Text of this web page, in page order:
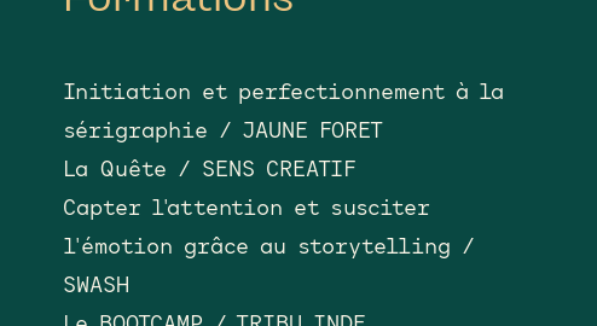
Initiation et perfectionnement à la
sérigraphie / JAUNE FORET
La Quête / SENS CREATIF
Capter l'attention et susciter
l'émotion grâce au storytelling /
SWASH